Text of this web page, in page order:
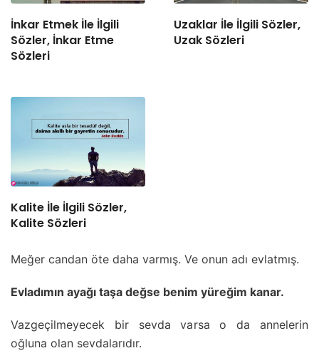
İnkar Etmek İle İlgili
Sözler, İnkar Etme
Sözleri
Uzaklar İle İlgili Sözler,
Uzak Sözleri
Kalite İle İlgili Sözler,
Kalite Sözleri
Meğer candan öte daha varmış. Ve onun adı evlatmış.
Evladımın ayağı taşa değse benim yüreğim kanar.
Vazgeçilmeyecek bir sevda varsa o da annelerin
oğluna olan sevdalarıdır.